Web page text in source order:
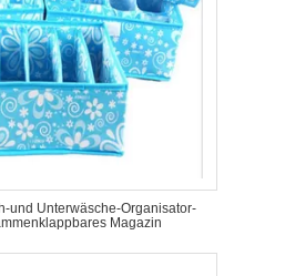
und Unterwäsche-Organisator-
Magazin